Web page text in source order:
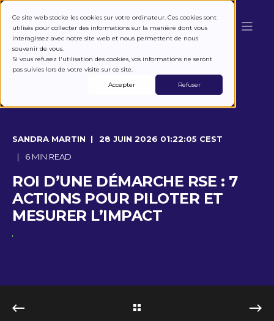
Ce site web stocke les cookies sur votre ordinateur. Ces cookies sont
utilisés pour collecter des informations sur la manière dont vous
interagissez avec notre site web et nous permettent de nous
souvenir de vous.
Si vous refusez l'utilisation des cookies, vos informations ne seront
pas suivies lors de votre visite sur ce site.
Accepter
Refuser
SANDRA MARTIN
28 JUIN 2026 01:22:05 CEST
6 MIN READ
ROI D’UNE DÉMARCHE RSE : 7
ACTIONS POUR PILOTER ET
MESURER L’IMPACT